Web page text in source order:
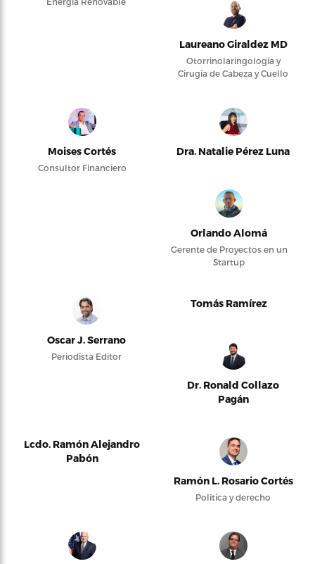
Laureano Giraldez MD
Otorrinolaringología y
Cirugía de Cabeza y Cuello
Moises Cortés
Consultor Financiero
Dra. Natalie Pérez Luna
Orlando Alomá
Gerente de Proyectos en un
Startup
Oscar J. Serrano
Periodista Editor
Tomás Ramírez
Dr. Ronald Collazo
Pagán
Lcdo. Ramón Alejandro
Pabón
Ramón L. Rosario Cortés
Política y derecho